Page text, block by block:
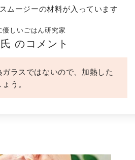
ムージーの材料が入っています
しいごはん研究家
のコメント
ラスではないので、加熱した
う。